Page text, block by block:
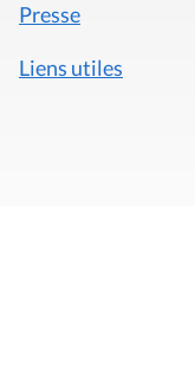
Presse
Liens utiles